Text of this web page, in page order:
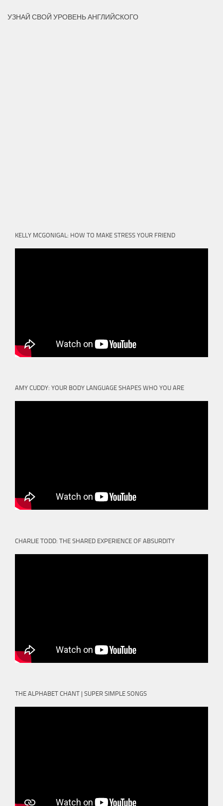
УЗНАЙ СВОЙ УРОВЕНЬ АНГЛИЙСКОГО
KELLY MCGONIGAL: HOW TO MAKE STRESS YOUR FRIEND
AMY CUDDY: YOUR BODY LANGUAGE SHAPES WHO YOU ARE
CHARLIE TODD: THE SHARED EXPERIENCE OF ABSURDITY
THE ALPHABET CHANT | SUPER SIMPLE SONGS